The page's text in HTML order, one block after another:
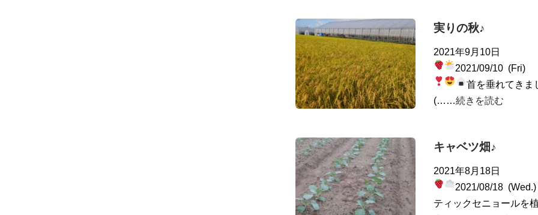
実りの秋♪
2021年9月10日
2021/09/10 (Fri)
首を垂れてきま
(……続きを読む
キャベツ畑♪
2021年8月18日
2021/08/18
ティックセニョールを